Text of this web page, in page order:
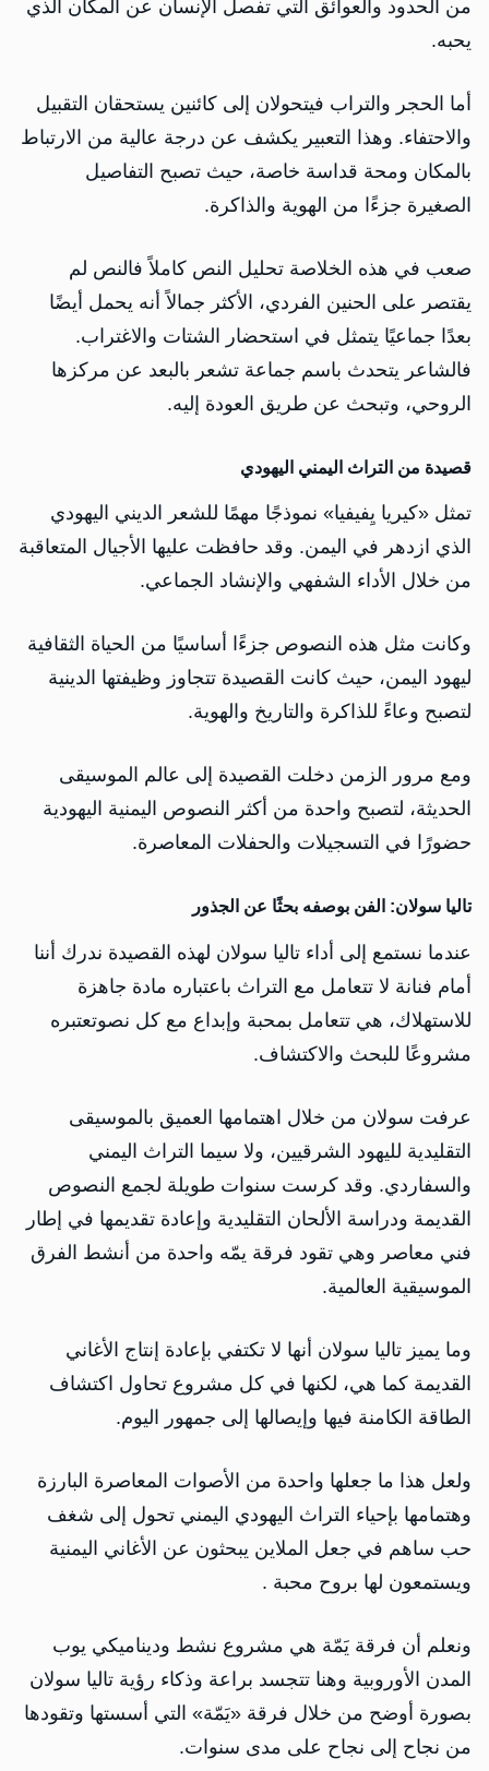
من الحدود والعوائق التي تفصل الإنسان عن المكان الذي
يحبه.
أما الحجر والتراب فيتحولان إلى كائنين يستحقان التقبيل
والاحتفاء. وهذا التعبير يكشف عن درجة عالية من الارتباط
بالمكان ومحة قداسة خاصة، حيث تصبح التفاصيل
الصغيرة جزءًا من الهوية والذاكرة.
صعب في هذه الخلاصة تحليل النص كاملاً فالنص لم
يقتصر على الحنين الفردي، الأكثر جمالاً أنه يحمل أيضًا
بعدًا جماعيًا يتمثل في استحضار الشتات والاغتراب.
فالشاعر يتحدث باسم جماعة تشعر بالبعد عن مركزها
الروحي، وتبحث عن طريق العودة إليه.
قصيدة من التراث اليمني اليهودي
تمثل «كيريا يِفيفيا» نموذجًا مهمًا للشعر الديني اليهودي
الذي ازدهر في اليمن. وقد حافظت عليها الأجيال المتعاقبة
من خلال الأداء الشفهي والإنشاد الجماعي.
وكانت مثل هذه النصوص جزءًا أساسيًا من الحياة الثقافية
ليهود اليمن، حيث كانت القصيدة تتجاوز وظيفتها الدينية
لتصبح وعاءً للذاكرة والتاريخ والهوية.
ومع مرور الزمن دخلت القصيدة إلى عالم الموسيقى
الحديثة، لتصبح واحدة من أكثر النصوص اليمنية اليهودية
حضورًا في التسجيلات والحفلات المعاصرة.
تاليا سولان: الفن بوصفه بحثًا عن الجذور
عندما نستمع إلى أداء تاليا سولان لهذه القصيدة ندرك أننا
أمام فنانة لا تتعامل مع التراث باعتباره مادة جاهزة
للاستهلاك، هي تتعامل بمحبة وإبداع مع كل نصوتعتبره
مشروعًا للبحث والاكتشاف.
عرفت سولان من خلال اهتمامها العميق بالموسيقى
التقليدية لليهود الشرقيين، ولا سيما التراث اليمني
والسفاردي. وقد كرست سنوات طويلة لجمع النصوص
القديمة ودراسة الألحان التقليدية وإعادة تقديمها في إطار
فني معاصر وهي تقود فرقة يمّه واحدة من أنشط الفرق
الموسيقية العالمية.
وما يميز تاليا سولان أنها لا تكتفي بإعادة إنتاج الأغاني
القديمة كما هي، لكنها في كل مشروع تحاول اكتشاف
الطاقة الكامنة فيها وإيصالها إلى جمهور اليوم.
ولعل هذا ما جعلها واحدة من الأصوات المعاصرة البارزة
وهتمامها بإحياء التراث اليهودي اليمني تحول إلى شغف
حب ساهم في جعل الملاين يبحثون عن الأغاني اليمنية
ويستمعون لها بروح محبة .
ونعلم أن فرقة يَمّة هي مشروع نشط وديناميكي يوب
المدن الأوروبية وهنا تتجسد براعة وذكاء رؤية تاليا سولان
بصورة أوضح من خلال فرقة «يَمّة» التي أسستها وتقودها
من نجاح إلى نجاح على مدى سنوات.